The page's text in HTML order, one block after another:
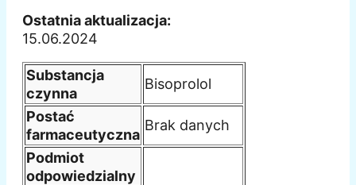
Ostatnia aktualizacja:
15.06.2024
Substancja
czynna
Bisoprolol
Postać
farmaceutyczna
Brak danych
Podmiot
odpowiedzialny